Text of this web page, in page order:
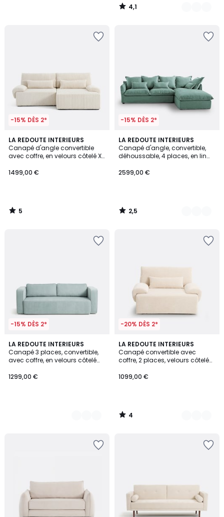
4,1
/
-15% DÈS 2*
LA REDOUTE INTERIEURS
Canapé d'angle convertible
avec coffre, en velours côtelé XL,
1499,00 €
5
/
5
5
/
-15% DÈS 2*
LA REDOUTE INTERIEURS
Canapé d'angle, convertible,
déhoussable, 4 places, en lin
2599,00 €
2,5
/ 5
7
Couleurs
2,5
/
-15% DÈS 2*
LA REDOUTE INTERIEURS
Canapé 3 places, convertible,
avec coffre, en velours côtelé
1299,00 €
3
Couleurs
-20% DÈS 2*
LA REDOUTE INTERIEURS
Canapé convertible avec
coffre, 2 places, velours côtelé
1099,00 €
4
/
5
7
Couleurs
4
/